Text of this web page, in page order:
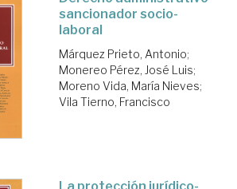
sancionador socio-
laboral
Márquez Prieto, Antonio;
Monereo Pérez, José Luis;
Moreno Vida, María Nieves;
Vila Tierno, Francisco